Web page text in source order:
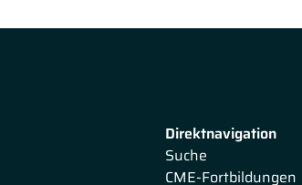
Direktnavigation
Suche
CME-Fortbildungen